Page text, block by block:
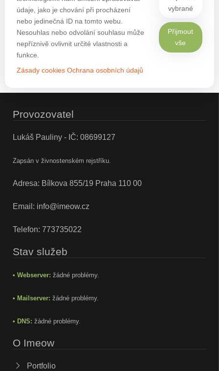
údaje, jako je chování při procházení
nebo jedinečná ID na tomto webu.
Nesouhlas nebo odvolání souhlasu může
nepříznivě ovlivnit určité vlastnosti a
funkce.
Zásady cookies Ochrana osobních údajů
vybrané
Přijmout
vše
Provozovatel
Lukáš Pauliny - IČ: 08699127
Zapsán v živnostenském rejstříku.
Adresa: Bílkova 855/19 Praha 110 00
Email: info@imeow.cz
Telefon: 773735022
Stav služeb
• Webserver: žádné problémy.
• Mailserver: žádné problémy.
• DNS: žádné problémy.
O Imeow
Portfolio